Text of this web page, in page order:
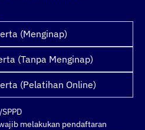
(Menginap)
(Tanpa Menginap)
(Pelatihan Online)
melakukan pendaftaran